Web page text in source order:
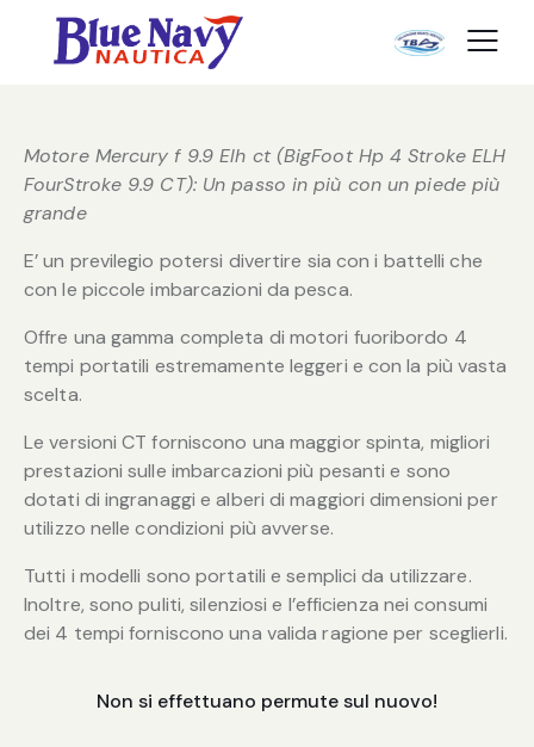
Motore Mercury f 9.9 Elh ct (BigFoot Hp 4 Stroke ELH
FourStroke 9.9 CT): Un passo in più con un piede più
grande
E’ un previlegio potersi divertire sia con i battelli che
con le piccole imbarcazioni da pesca.
Offre una gamma completa di motori fuoribordo 4
tempi portatili estremamente leggeri e con la più vasta
scelta.
Le versioni CT forniscono una maggior spinta, migliori
prestazioni sulle imbarcazioni più pesanti e sono
dotati di ingranaggi e alberi di maggiori dimensioni per
utilizzo nelle condizioni più avverse.
Tutti i modelli sono portatili e semplici da utilizzare.
Inoltre, sono puliti, silenziosi e l’efficienza nei consumi
dei 4 tempi forniscono una valida ragione per sceglierli.
Non si effettuano permute sul nuovo!